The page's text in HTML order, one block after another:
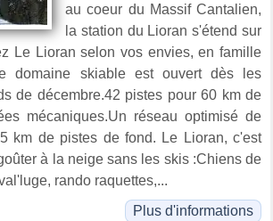
au coeur du Massif Cantalien,
la station du Lioran s'étend sur
Le Lioran selon vos envies, en famille
domaine skiable est ouvert dès les
de décembre.42 pistes pour 60 km de
mécaniques.Un réseau optimisé de
km de pistes de fond. Le Lioran, c'est
à la neige sans les skis :Chiens de
rando raquettes,...
Plus d'informations